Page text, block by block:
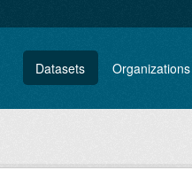
Datasets Organizations